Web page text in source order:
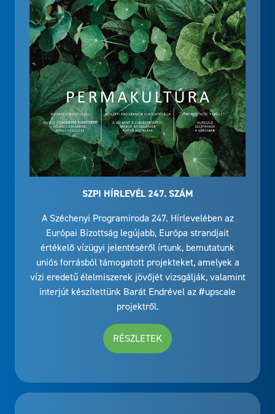
SZPI HÍRLEVÉL 247. SZÁM
A Széchenyi Programiroda 247. Hírlevelében az
Európai Bizottság legújabb, Európa strandjait
értékelő vízügyi jelentéséről írtunk, bemutatunk
uniós forrásból támogatott projekteket, amelyek a
vízi eredetű élelmiszerek jövőjét vizsgálják, valamint
interjút készítettünk Barát Endrével az #upscale
projektről.
RÉSZLETEK